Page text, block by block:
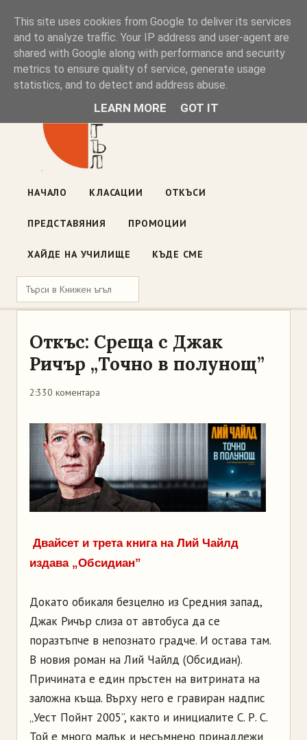
Книжен ъгъл
Блог на книжарницата — класации, откъси, нови книги
ул. „Оборище" 117, София· пон–пет 10:00–19:00 ·
НАЧАЛО КЛАСАЦИИ ОТКЪСИ
ПРЕДСТАВЯНИЯ ПРОМОЦИИ
ХАЙДЕ НА УЧИЛИЩЕ КЪДЕ СМЕ
Откъс: Среща с Джак
Ричър „Точно в полунощ”
2:330 коментара
Двайсет и трета книга на Лий Чайлд
издава „Обсидиан”
Докато обикаля безцелно из Средния запад,
Джак Ричър слиза от автобуса да се
поразтъпче в непознато градче. И остава там.
В новия роман на Лий Чайлд (Обсидиан).
Причината е един пръстен на витрината на
заложна къща. Върху него е гравиран надпис
„Уест Пойнт 2005”, както и инициалите С. Р. С.
Той е много малък и несъмнено принадлежи
This site uses cookies from Google to deliver its services
and to analyze traffic. Your IP address and user-agent are
shared with Google along with performance and security
metrics to ensure quality of service, generate usage
statistics, and to detect and address abuse.
LEARN MORE GOT IT